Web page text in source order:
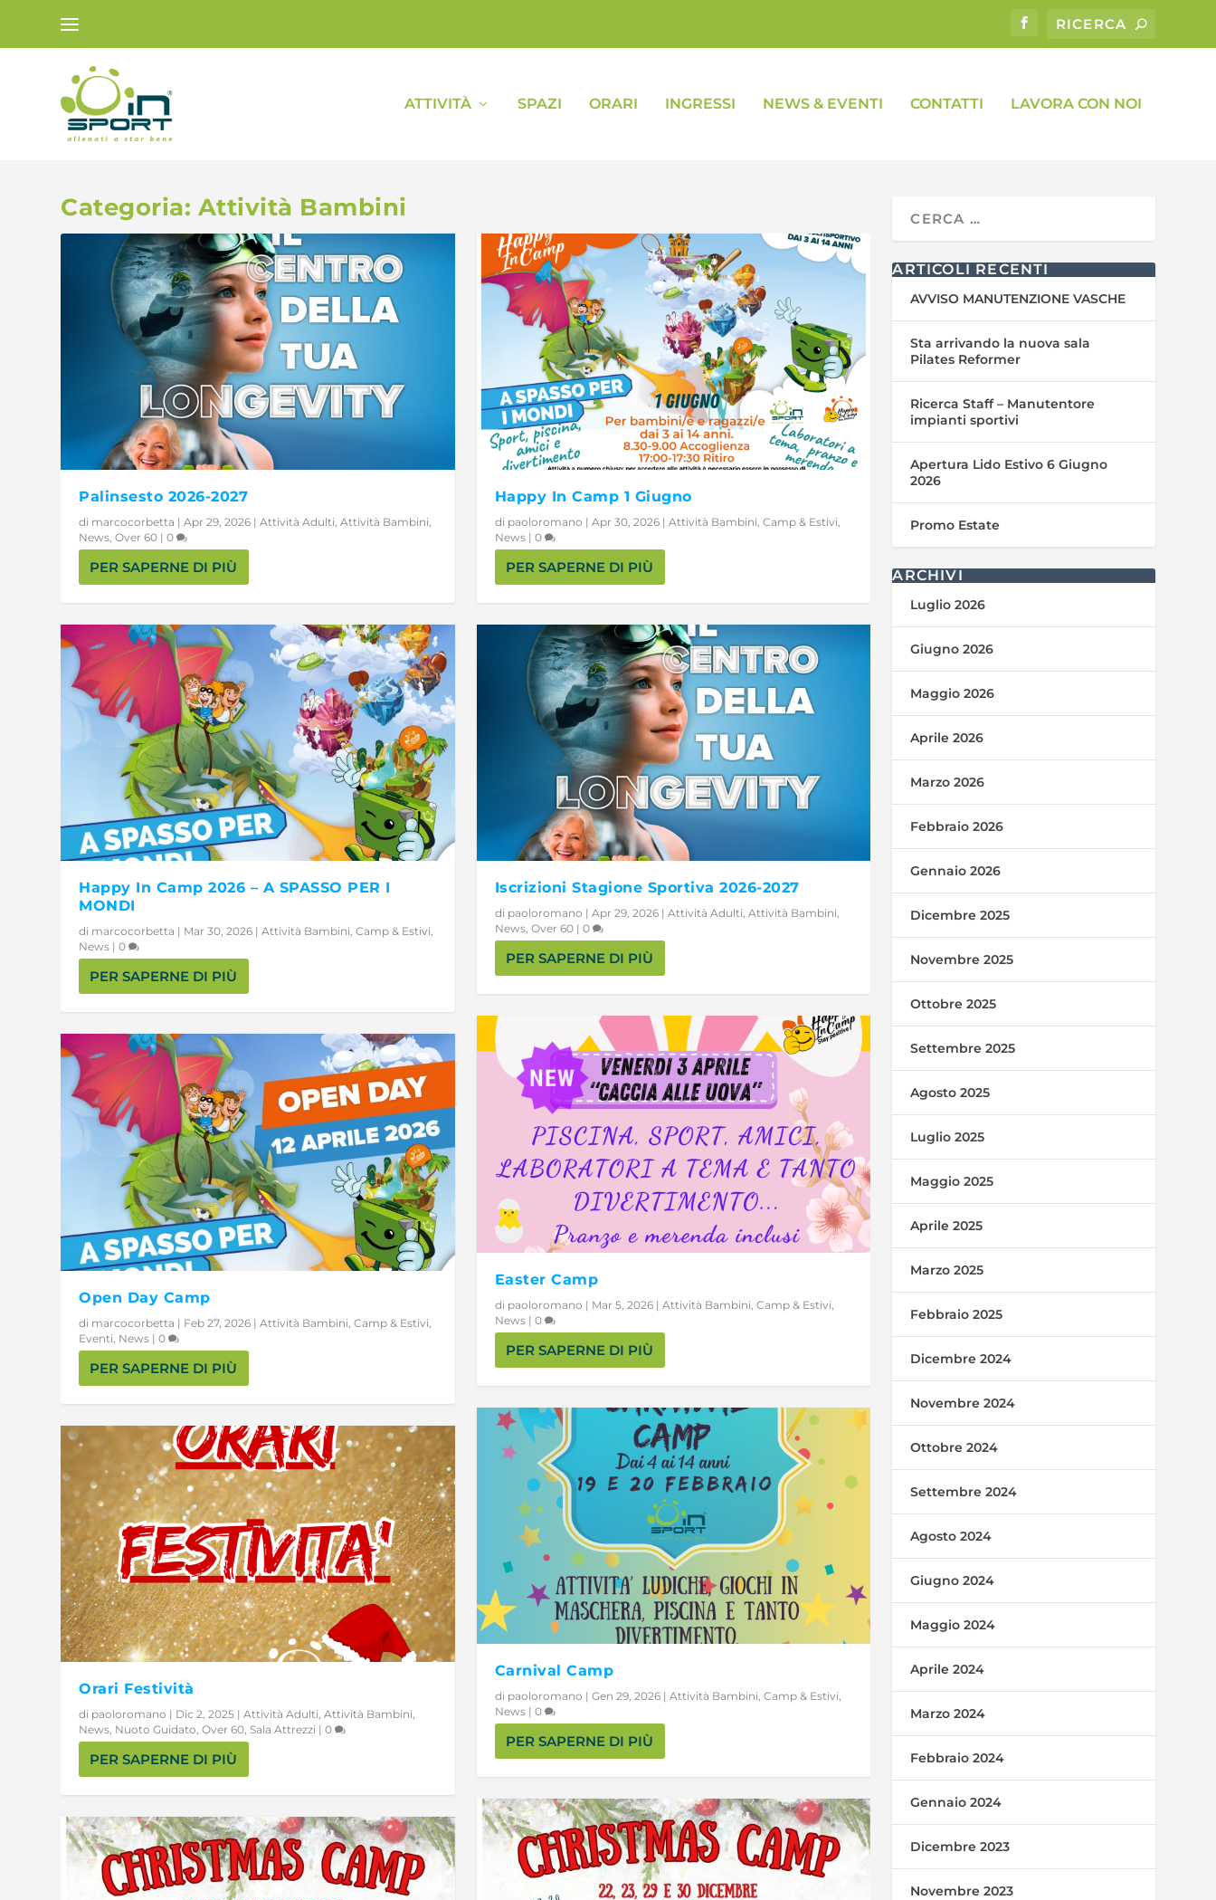
ATTIVITÀ SPAZI ORARI INGRESSI NEWS & EVENTI CONTATTI LAVORA CON NOI
Categoria: Attività Bambini
Palinsesto 2026-2027
di marcocorbetta |Apr 29, 2026 |Attività Adulti,Attività Bambini,
News,Over 60 |0
PER SAPERNE DI PIÙ
Happy In Camp 2026 – A SPASSO PER I
MONDI
di marcocorbetta | Mar 30, 2026 |Attività Bambini,Camp & Estivi,
News |0
PER SAPERNE DI PIÙ
Open Day Camp
di marcocorbetta | Feb 27, 2026 |Attività Bambini ,Camp & Estivi
Eventi News |0
PER SAPERNE DI PIÙ
Orari Festività
di paoloromano | Dic 2, 2025 |Attività Adulti ,Attività Bambini
News Nuoto Guidato ,Over 60 ,Sala Attrezzi |0
PER SAPERNE DI PIÙ
Happy In Camp 1 Giugno
di paoloromano | Apr 30, 2026| Attività Bambini, Camp & Estivi,
News| 0
PER SAPERNE DI PIÙ
Iscrizioni Stagione Sportiva 2026-2027
di paoloromano | Apr 29, 2026| Attività Adulti, Attività Bambini,
News, Over 60| 0
PER SAPERNE DI PIÙ
Easter Camp
di paoloromano | Mar 5, 2026| Attività Bambini Camp & Estivi
News| 0
PER SAPERNE DI PIÙ
Carnival Camp
di paoloromano | Gen 29, 2026| Attività Bambini Camp & Estivi
News| 0
PER SAPERNE DI PIÙ
ARTICOLI RECENTI
AVVISO MANUTENZIONE VASCHE
Sta arrivando la nuova sala
Pilates Reformer
Ricerca Staff – Manutentore
impianti sportivi
Apertura Lido Estivo 6 Giugno
2026
Promo Estate
ARCHIVI
Luglio 2026
Giugno 2026
Maggio 2026
Aprile 2026
Marzo 2026
Febbraio 2026
Gennaio 2026
Dicembre 2025
Novembre 2025
Ottobre 2025
Settembre 2025
Agosto 2025
Luglio 2025
Maggio 2025
Aprile 2025
Marzo 2025
Febbraio 2025
Dicembre 2024
Novembre 2024
Ottobre 2024
Settembre 2024
Agosto 2024
Giugno 2024
Maggio 2024
Aprile 2024
Marzo 2024
Febbraio 2024
Gennaio 2024
Dicembre 2023
Novembre 2023